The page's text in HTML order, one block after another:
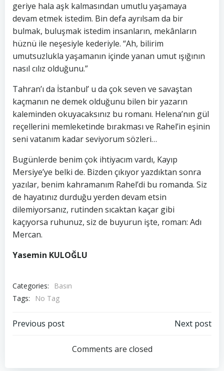
geriye hala aşk kalmasından umutlu yaşamaya
devam etmek istedim. Bin defa ayrılsam da bir
bulmak, buluşmak istedim insanların, mekânların
hüznü ile neşesiyle kederiyle. “Ah, bilirim
umutsuzlukla yaşamanın içinde yanan umut ışığının
nasıl cılız olduğunu.”
Tahran’ı da İstanbul’ u da çok seven ve savaştan
kaçmanın ne demek olduğunu bilen bir yazarın
kaleminden okuyacaksınız bu romanı. Helena’nın gül
reçellerini memleketinde bırakması ve Rahel’in eşinin
seni vatanım kadar seviyorum sözleri…
Bugünlerde benim çok ihtiyacım vardı, Kayıp
Mersiye’ye belki de. Bizden çıkıyor yazdıktan sonra
yazılar, benim kahramanım Rahel’di bu romanda. Siz
de hayatınız durduğu yerden devam etsin
dilemiyorsanız, rutinden sıcaktan kaçar gibi
kaçıyorsa ruhunuz, siz de buyurun işte, roman: Adı
Mercan.
Yasemin KULOĞLU
Categories:
Basın
Tags:
No Tag
Post
navigation
Previous post
navigation
Next post
Comments are closed